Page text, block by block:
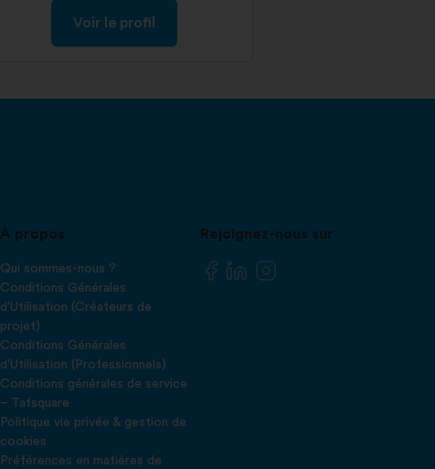
Voir le profil
À propos
Qui sommes-nous ?
Conditions Générales
d'Utilisation (Créateurs de
projet)
Conditions Générales
d'Utilisation (Professionnels)
Conditions générales de service
– Tafsquare
Politique vie privée & gestion de
cookies
Préférences en matières de
Rejoignez-nous sur